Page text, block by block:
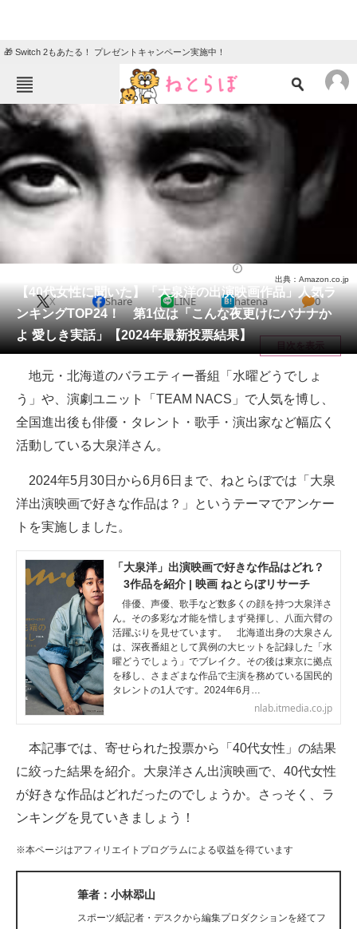
🎁 Switch 2もあたる！ プレゼントキャンペーン実施中！
ねとらぼメニュー
ニュース
エンタメ クイズ
グルメ
住まい 教育・育児
会員記事
メディア
注目記事を集めた総合ページ
ITの今と未来を見通す
スマホと通信の最新トレンド
好きが集まる 比べて選べる
ビジネスと働き方のヒント
AI活用のいまが分かる
企業ITのトレンドを詳説
経営リーダーのコミュニティ
マーケ×ITの今がよく分かる
ITエンジニア向け専門サイト
IT製品の技術・比較・事例
製造業のIT導入・活用を支援
エレクトロニクス専門サイト
【40代女性に聞いた】「大泉洋の出演映画作品」人気ラ
ンキングTOP24！ 第1位は「こんな夜更けにバナナか
よ 愛しき実話」【2024年最新投票結果】
出典：Amazon.co.jp
X Share LINE hatena 0
目次を表示
地元・北海道のバラエティー番組「水曜どうでしょ
う」や、演劇ユニット「TEAM NACS」で人気を博し、
全国進出後も俳優・タレント・歌手・演出家など幅広く
活動している大泉洋さん。
2024年5月30日から6月6日まで、ねとらぼでは「大泉
洋出演映画で好きな作品は？」というテーマでアンケー
トを実施しました。
「大泉洋」出演映画で好きな作品はどれ？
3作品を紹介 | 映画 ねとらぼリサーチ
俳優、声優、歌手など数多くの顔を持つ大泉洋さ
ん。その多彩な才能を惜しまず発揮し、八面六臂の
活躍ぶりを見せています。 北海道出身の大泉さん
は、深夜番組として異例の大ヒットを記録した「水
曜どうでしょう」でブレイク。その後は東京に拠点
を移し、さまざまな作品で主演を務めている国民的
タレントの1人です。2024年6月…
nlab.itmedia.co.jp
本記事では、寄せられた投票から「40代女性」の結果
に絞った結果を紹介。大泉洋さん出演映画で、40代女性
が好きな作品はどれだったのでしょうか。さっそく、ラ
ンキングを見ていきましょう！
※本ページはアフィリエイトプログラムによる収益を得ています
筆者：小林翆山
スポーツ紙記者・デスクから編集プロダクションを経てフ